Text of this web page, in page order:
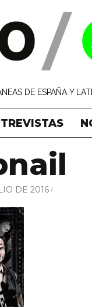
DE ESPAÑA Y
DE 2016